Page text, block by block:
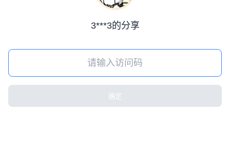
3***3的分享
确定